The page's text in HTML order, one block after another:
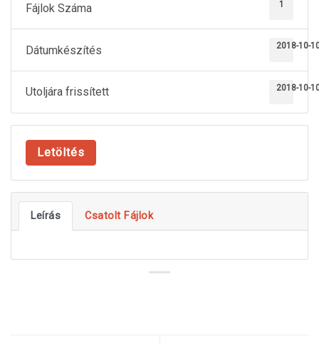
Fájlok Száma 1
Dátumkészítés 2018-10-
Utoljára frissített 2018-10-
Letöltés
Leírás Csatolt Fájlok